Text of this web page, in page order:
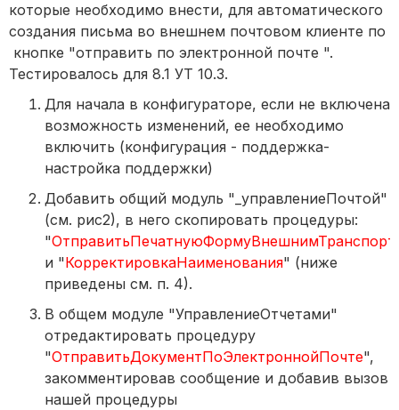
которые необходимо внести, для автоматического
создания письма во внешнем почтовом клиенте по
кнопке "отправить по электронной почте ".
Тестировалось для 8.1 УТ 10.3.
Для начала в конфигураторе, если не включена
возможность изменений, ее необходимо
включить (конфигурация - поддержка-
настройка поддержки)
Добавить общий модуль "_управлениеПочтой"
(см. рис2), в него скопировать процедуры:
"
и "КорректировкаНаименования" (ниже
приведены см. п. 4).
В общем модуле "УправлениеОтчетами"
отредактировать процедуру
"ОтправитьДокументПоЭлектроннойПочте",
закомментировав сообщение и добавив вызов
нашей процедуры